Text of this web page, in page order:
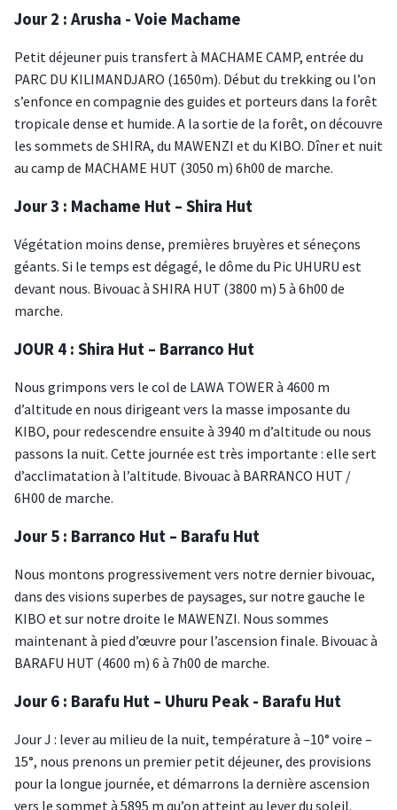
Jour 2 : Arusha - Voie Machame
Petit déjeuner puis transfert à MACHAME CAMP, entrée du
PARC DU KILIMANDJARO (1650m). Début du trekking ou l’on
s’enfonce en compagnie des guides et porteurs dans la forêt
tropicale dense et humide. A la sortie de la forêt, on découvre
les sommets de SHIRA, du MAWENZI et du KIBO. Dîner et nuit
au camp de MACHAME HUT (3050 m) 6h00 de marche.
Jour 3 : Machame Hut – Shira Hut
Végétation moins dense, premières bruyères et séneçons
géants. Si le temps est dégagé, le dôme du Pic UHURU est
devant nous. Bivouac à SHIRA HUT (3800 m) 5 à 6h00 de
marche.
JOUR 4 : Shira Hut – Barranco Hut
Nous grimpons vers le col de LAWA TOWER à 4600 m
d’altitude en nous dirigeant vers la masse imposante du
KIBO, pour redescendre ensuite à 3940 m d’altitude ou nous
passons la nuit. Cette journée est très importante : elle sert
d’acclimatation à l’altitude. Bivouac à BARRANCO HUT /
6H00 de marche.
Jour 5 : Barranco Hut – Barafu Hut
Nous montons progressivement vers notre dernier bivouac,
dans des visions superbes de paysages, sur notre gauche le
KIBO et sur notre droite le MAWENZI. Nous sommes
maintenant à pied d’œuvre pour l’ascension finale. Bivouac à
BARAFU HUT (4600 m) 6 à 7h00 de marche.
Jour 6 : Barafu Hut – Uhuru Peak - Barafu Hut
Jour J : lever au milieu de la nuit, température à –10° voire –
15°, nous prenons un premier petit déjeuner, des provisions
pour la longue journée, et démarrons la dernière ascension
vers le sommet à 5895 m qu’on atteint au lever du soleil.